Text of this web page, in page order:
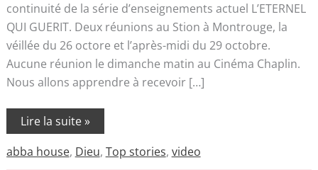
continuité de la série d’enseignements actuel L’ETERNEL
QUI GUERIT. Deux réunions au Stion à Montrouge, la
véillée du 26 octore et l’après-midi du 29 octobre.
Aucune réunion le dimanche matin au Cinéma Chaplin.
Nous allons apprendre à recevoir […]
Lire la suite »
abba house, Dieu, Top stories, video